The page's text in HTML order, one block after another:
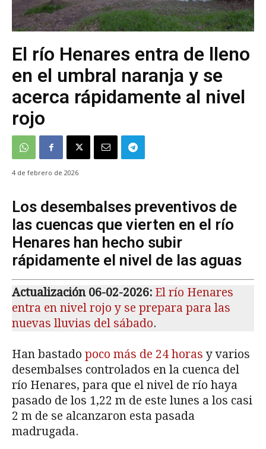
El río Henares entra de lleno
en el umbral naranja y se
acerca rápidamente al nivel
rojo
4 de febrero de 2026
Los desembalses preventivos de
las cuencas que vierten en el río
Henares han hecho subir
rápidamente el nivel de las aguas
Actualización 06-02-2026: El río Henares
entra en nivel rojo y se prepara para las
nuevas lluvias del sábado.
Han bastado poco más de 24 horas y varios
desembalses controlados en la cuenca del
río Henares, para que el nivel de río haya
pasado de los 1,22 m de este lunes a los casi
2 m de se alcanzaron esta pasada
madrugada.